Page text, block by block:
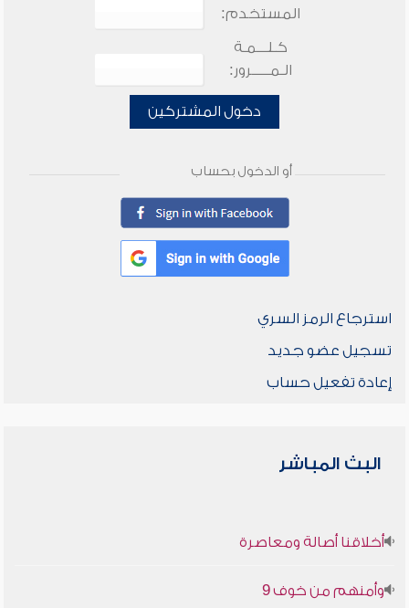
المستخدم:
كـلـــمـة
الـمـــــرور:
دخول المشتركين
أو الدخول بحساب
استرجاع الرمز السري
تسجيل عضو جديد
إعادة تفعيل حساب
البث المباشر
أخلاقنا أصالة ومعاصرة
وأمنهم من خوف 9